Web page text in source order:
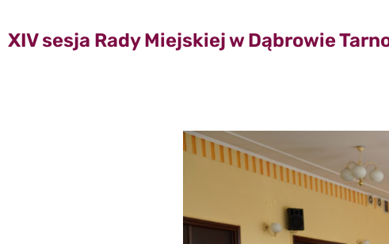
XIV sesja Rady Miejskiej w Dąbrowie